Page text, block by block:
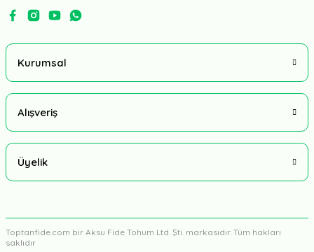
Kurumsal
Alışveriş
Üyelik
Toptanfide.com bir Aksu Fide Tohum Ltd. Şti. markasıdır. Tüm hakları
saklıdır